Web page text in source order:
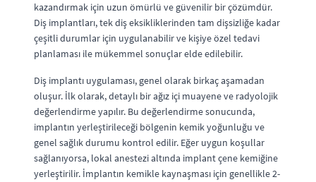
kazandırmak için uzun ömürlü ve güvenilir bir çözümdür.
Diş implantları, tek diş eksikliklerinden tam dişsizliğe kadar
çeşitli durumlar için uygulanabilir ve kişiye özel tedavi
planlaması ile mükemmel sonuçlar elde edilebilir.
Diş implantı uygulaması, genel olarak birkaç aşamadan
oluşur. İlk olarak, detaylı bir ağız içi muayene ve radyolojik
değerlendirme yapılır. Bu değerlendirme sonucunda,
implantın yerleştirileceği bölgenin kemik yoğunluğu ve
genel sağlık durumu kontrol edilir. Eğer uygun koşullar
sağlanıyorsa, lokal anestezi altında implant çene kemiğine
yerleştirilir. İmplantın kemikle kaynaşması için genellikle 2-